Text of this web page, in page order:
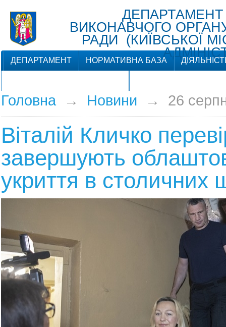
ВИКОНАВЧОГО
РАДИ (КИЇВСЬКОЇ
ДЕПАРТАМЕНТ НОРМАТИВНА БАЗА
Головна→ Новини → 26
Віталій Кличко
завершують
укриття в столичних